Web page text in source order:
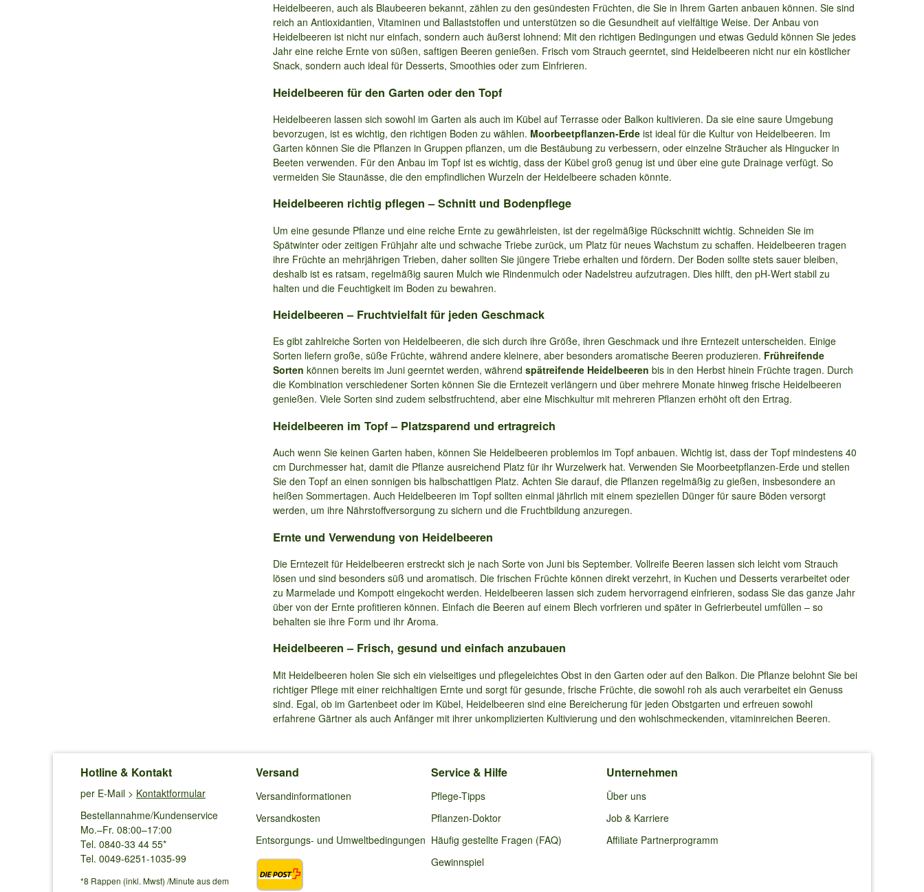
Heidelbeeren, auch als Blaubeeren bekannt, zählen zu den gesündesten Früchten, die Sie in Ihrem Garten anbauen können. Sie sind
reich an Antioxidantien, Vitaminen und Ballaststoffen und unterstützen so die Gesundheit auf vielfältige Weise. Der Anbau von
Heidelbeeren ist nicht nur einfach, sondern auch äußerst lohnend: Mit den richtigen Bedingungen und etwas Geduld können Sie jedes
Jahr eine reiche Ernte von süßen, saftigen Beeren genießen. Frisch vom Strauch geerntet, sind Heidelbeeren nicht nur ein köstlicher
Snack, sondern auch ideal für Desserts, Smoothies oder zum Einfrieren.
Heidelbeeren für den Garten oder den Topf
Heidelbeeren lassen sich sowohl im Garten als auch im Kübel auf Terrasse oder Balkon kultivieren. Da sie eine saure Umgebung
bevorzugen, ist es wichtig, den richtigen Boden zu wählen. Moorbeetpflanzen-Erde ist ideal für die Kultur von Heidelbeeren. Im
Garten können Sie die Pflanzen in Gruppen pflanzen, um die Bestäubung zu verbessern, oder einzelne Sträucher als Hingucker in
Beeten verwenden. Für den Anbau im Topf ist es wichtig, dass der Kübel groß genug ist und über eine gute Drainage verfügt. So
vermeiden Sie Staunässe, die den empfindlichen Wurzeln der Heidelbeere schaden könnte.
Heidelbeeren richtig pflegen – Schnitt und Bodenpflege
Um eine gesunde Pflanze und eine reiche Ernte zu gewährleisten, ist der regelmäßige Rückschnitt wichtig. Schneiden Sie im
Spätwinter oder zeitigen Frühjahr alte und schwache Triebe zurück, um Platz für neues Wachstum zu schaffen. Heidelbeeren tragen
ihre Früchte an mehrjährigen Trieben, daher sollten Sie jüngere Triebe erhalten und fördern. Der Boden sollte stets sauer bleiben,
deshalb ist es ratsam, regelmäßig sauren Mulch wie Rindenmulch oder Nadelstreu aufzutragen. Dies hilft, den pH-Wert stabil zu
halten und die Feuchtigkeit im Boden zu bewahren.
Heidelbeeren – Fruchtvielfalt für jeden Geschmack
Es gibt zahlreiche Sorten von Heidelbeeren, die sich durch ihre Größe, ihren Geschmack und ihre Erntezeit unterscheiden. Einige
Sorten liefern große, süße Früchte, während andere kleinere, aber besonders aromatische Beeren produzieren. Frühreifende
Sorten können bereits im Juni geerntet werden, während spätreifende Heidelbeeren bis in den Herbst hinein Früchte tragen. Durch
die Kombination verschiedener Sorten können Sie die Erntezeit verlängern und über mehrere Monate hinweg frische Heidelbeeren
genießen. Viele Sorten sind zudem selbstfruchtend, aber eine Mischkultur mit mehreren Pflanzen erhöht oft den Ertrag.
Heidelbeeren im Topf – Platzsparend und ertragreich
Auch wenn Sie keinen Garten haben, können Sie Heidelbeeren problemlos im Topf anbauen. Wichtig ist, dass der Topf mindestens 40
cm Durchmesser hat, damit die Pflanze ausreichend Platz für ihr Wurzelwerk hat. Verwenden Sie Moorbeetpflanzen-Erde und stellen
Sie den Topf an einen sonnigen bis halbschattigen Platz. Achten Sie darauf, die Pflanzen regelmäßig zu gießen, insbesondere an
heißen Sommertagen. Auch Heidelbeeren im Topf sollten einmal jährlich mit einem speziellen Dünger für saure Böden versorgt
werden, um ihre Nährstoffversorgung zu sichern und die Fruchtbildung anzuregen.
Ernte und Verwendung von Heidelbeeren
Die Erntezeit für Heidelbeeren erstreckt sich je nach Sorte von Juni bis September. Vollreife Beeren lassen sich leicht vom Strauch
lösen und sind besonders süß und aromatisch. Die frischen Früchte können direkt verzehrt, in Kuchen und Desserts verarbeitet oder
zu Marmelade und Kompott eingekocht werden. Heidelbeeren lassen sich zudem hervorragend einfrieren, sodass Sie das ganze Jahr
über von der Ernte profitieren können. Einfach die Beeren auf einem Blech vorfrieren und später in Gefrierbeutel umfüllen – so
behalten sie ihre Form und ihr Aroma.
Heidelbeeren – Frisch, gesund und einfach anzubauen
Mit Heidelbeeren holen Sie sich ein vielseitiges und pflegeleichtes Obst in den Garten oder auf den Balkon. Die Pflanze belohnt Sie bei
richtiger Pflege mit einer reichhaltigen Ernte und sorgt für gesunde, frische Früchte, die sowohl roh als auch verarbeitet ein Genuss
sind. Egal, ob im Gartenbeet oder im Kübel, Heidelbeeren sind eine Bereicherung für jeden Obstgarten und erfreuen sowohl
erfahrene Gärtner als auch Anfänger mit ihrer unkomplizierten Kultivierung und den wohlschmeckenden, vitaminreichen Beeren.
Hotline & Kontakt
per E-Mail > Kontaktformular
Bestellannahme/Kundenservice
Mo.–Fr. 08:00–17:00
Tel. 0840-33 44 55*
Tel. 0049-6251-1035-99
*8 Rappen (inkl. Mwst) /Minute aus dem
Versand
Versandinformationen
Versandkosten
Entsorgungs- und Umweltbedingungen
Service & Hilfe
Pflege-Tipps
Pflanzen-Doktor
Häufig gestellte Fragen (FAQ)
Gewinnspiel
Unternehmen
Über uns
Job & Karriere
Affiliate Partnerprogramm